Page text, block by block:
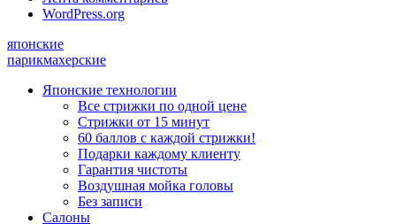
WordPress.org
японские
парикмахерские
Японские технологии
Все стрижки по одной цене
Стрижки от 15 минут
60 баллов с каждой стрижки!
Подарки каждому клиенту
Гарантия чистоты
Воздушная мойка головы
Без записи
Салоны